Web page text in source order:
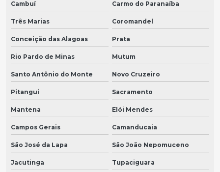
Cambuí Carmo do Paranaíba
Três Marias Coromandel
Conceição das Alagoas Prata
Rio Pardo de Minas Mutum
Santo Antônio do Monte Novo Cruzeiro
Pitangui Sacramento
Mantena Elói Mendes
Campos Gerais Camanducaia
São José da Lapa São João Nepomuceno
Jacutinga Tupaciguara